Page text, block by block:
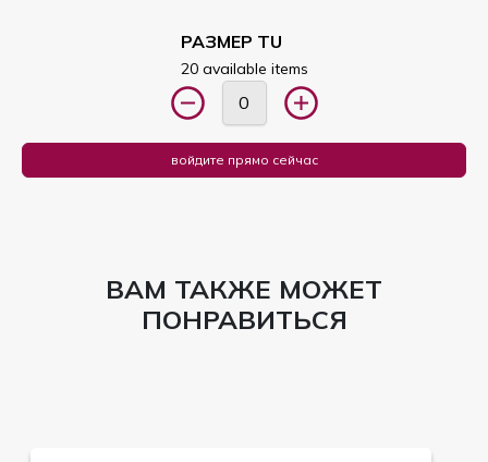
РАЗМЕР TU
20 available items
войдите прямо сейчас
ВАМ ТАКЖЕ МОЖЕТ
ПОНРАВИТЬСЯ